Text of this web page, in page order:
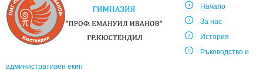
Начало
За нас
История
Ръководство и
административен екип